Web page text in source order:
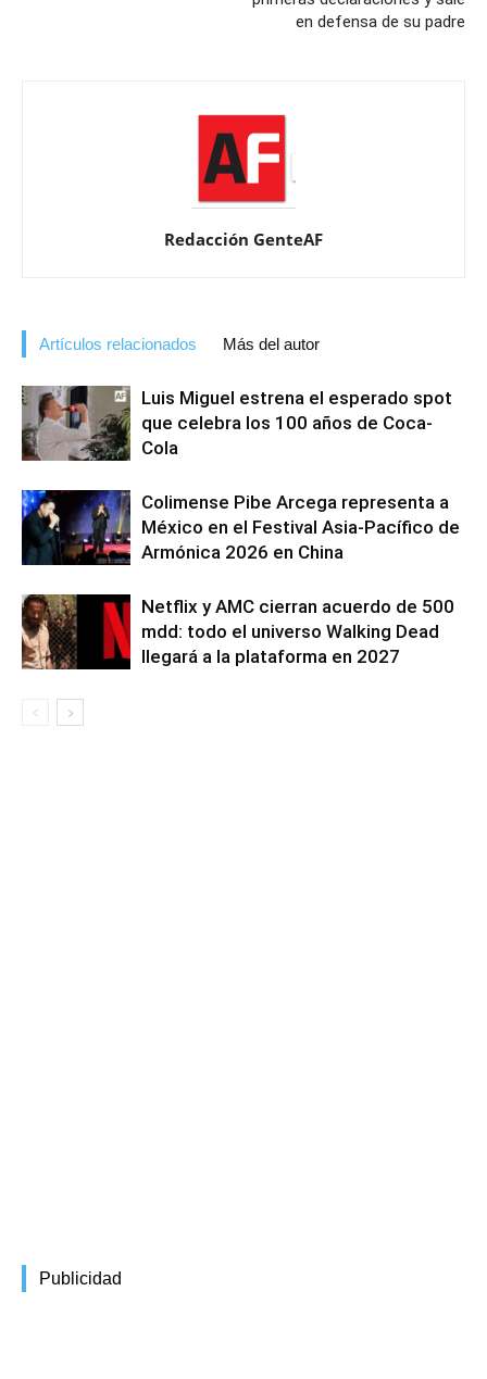
en defensa de su padre
Redacción GenteAF
Artículos relacionados Más del autor
Luis Miguel estrena el esperado spot
que celebra los 100 años de Coca-
Cola
Colimense Pibe Arcega representa a
México en el Festival Asia-Pacífico de
Armónica 2026 en China
Netflix y AMC cierran acuerdo de 500
mdd: todo el universo Walking Dead
llegará a la plataforma en 2027
Publicidad